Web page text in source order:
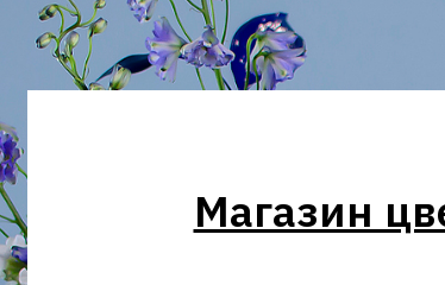
Магазин